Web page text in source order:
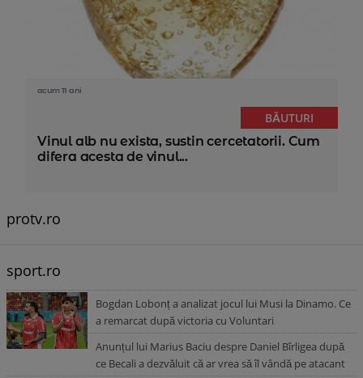
acum 11 ani
BĂUTURI
Vinul alb nu exista, sustin cercetatorii. Cum
difera acesta de vinul...
protv.ro
sport.ro
Bogdan Lobonț a analizat jocul lui Musi la Dinamo. Ce
a remarcat după victoria cu Voluntari
Anunțul lui Marius Baciu despre Daniel Bîrligea după
ce Becali a dezvăluit că ar vrea să îl vândă pe atacant